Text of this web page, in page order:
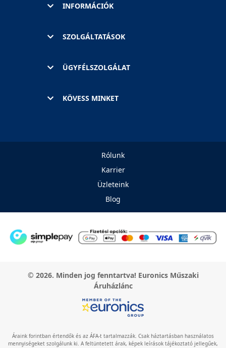
INFORMÁCIÓK
SZOLGÁLTATÁSOK
ÜGYFÉLSZOLGÁLAT
KÖVESS MINKET
Rólunk
Karrier
Üzleteink
Blog
© 2026. Minden jog fenntartva! Euronics Műszaki
Áruházlánc
Áraink forintban értendők és az ÁFA-t tartalmazzák. Csak háztartásban használatos
mennyiségeket szolgálunk ki. A feltüntetett árak, képek leírások tájékoztató jellegűek,